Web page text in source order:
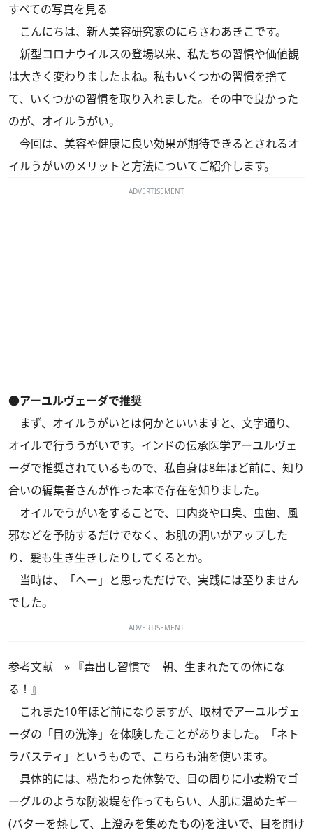
すべての写真を見る
こんにちは、新人美容研究家のにらさわあきこです。
新型コロナウイルスの登場以来、私たちの習慣や価値観
は大きく変わりましたよね。私もいくつかの習慣を捨て
て、いくつかの習慣を取り入れました。その中で良かった
のが、オイルうがい。
今回は、美容や健康に良い効果が期待できるとされるオ
イルうがいのメリットと方法についてご紹介します。
ADVERTISEMENT
●アーユルヴェーダで推奨
まず、オイルうがいとは何かといいますと、文字通り、
オイルで行ううがいです。インドの伝承医学アーユルヴェ
ーダで推奨されているもので、私自身は8年ほど前に、知り
合いの編集者さんが作った本で存在を知りました。
オイルでうがいをすることで、口内炎や口臭、虫歯、風
邪などを予防するだけでなく、お肌の潤いがアップした
り、髪も生き生きしたりしてくるとか。
当時は、「へー」と思っただけで、実践には至りません
でした。
ADVERTISEMENT
参考文献 » 『毒出し習慣で 朝、生まれたての体にな
る！』
これまた10年ほど前になりますが、取材でアーユルヴェ
ーダの「目の洗浄」を体験したことがありました。「ネト
ラバスティ」というもので、こちらも油を使います。
具体的には、横たわった体勢で、目の周りに小麦粉でゴ
ーグルのような防波堤を作ってもらい、人肌に温めたギー
(バターを熱して、上澄みを集めたもの)を注いで、目を開け